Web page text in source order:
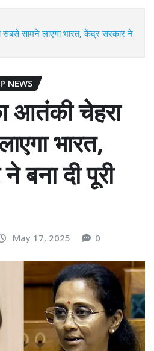
सबसे सामने लाएगा भारत, केंद्र सरकार ने
NEWS
आतंकी चेहरा
भारत,
बना दी पूरी
May 17, 2025 0